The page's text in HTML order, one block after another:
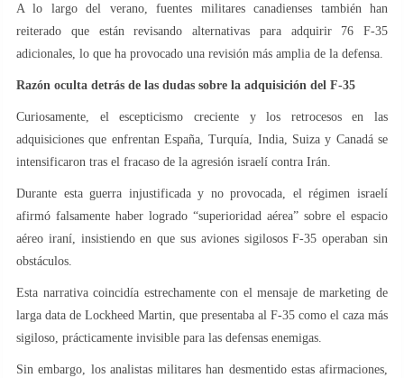
A lo largo del verano, fuentes militares canadienses también han
reiterado que están revisando alternativas para adquirir 76 F-35
adicionales, lo que ha provocado una revisión más amplia de la defensa.
Razón oculta detrás de las dudas sobre la adquisición del F-35
Curiosamente, el escepticismo creciente y los retrocesos en las
adquisiciones que enfrentan España, Turquía, India, Suiza y Canadá se
intensificaron tras el fracaso de la agresión israelí contra Irán.
Durante esta guerra injustificada y no provocada, el régimen israelí
afirmó falsamente haber logrado “superioridad aérea” sobre el espacio
aéreo iraní, insistiendo en que sus aviones sigilosos F-35 operaban sin
obstáculos.
Esta narrativa coincidía estrechamente con el mensaje de marketing de
larga data de Lockheed Martin, que presentaba al F-35 como el caza más
sigiloso, prácticamente invisible para las defensas enemigas.
Sin embargo, los analistas militares han desmentido estas afirmaciones,